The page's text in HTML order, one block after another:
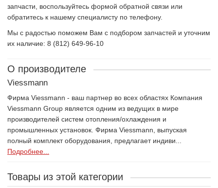
запчасти, воспользуйтесь формой обратной связи или
обратитесь к нашему специалисту по телефону.
Мы с радостью поможем Вам с подбором запчастей и уточним
их наличие: 8 (812) 649-96-10
О производителе
Viessmann
Фирма Viessmann - ваш партнер во всех областях Компания
Viessmann Group является одним из ведущих в мире
производителей систем отопления/охлаждения и
промышленных установок. Фирма Viessmann, выпуская
полный комплект оборудования, предлагает индиви...
Подробнее...
Товары из этой категории